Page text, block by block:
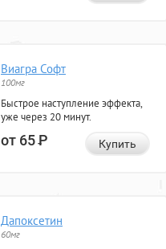
Виагра Софт
100мг
Быстрое наступление эффекта,
уже через 20 минут.
от 65Р Купить
Дапоксетин
60мг